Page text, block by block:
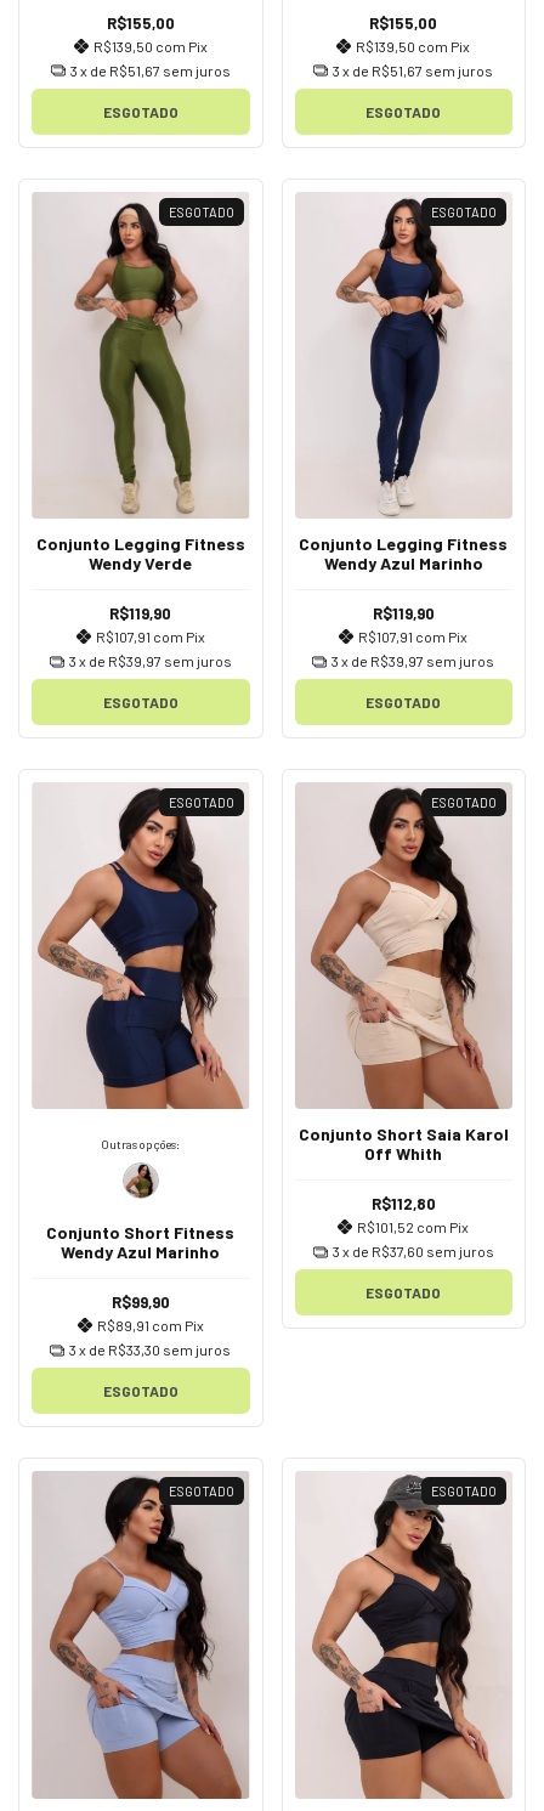
R$155,00
R$139,50 com Pix
3 x de R$51,67 sem juros
ESGOTADO
R$155,00
R$139,50 com Pix
3 x de R$51,67 sem juros
ESGOTADO
ESGOTADO
Conjunto Legging Fitness
Wendy Verde
R$119,90
R$107,91 com Pix
3 x de R$39,97 sem juros
ESGOTADO
ESGOTADO
Conjunto Legging Fitness
Wendy Azul Marinho
R$119,90
R$107,91 com Pix
3 x de R$39,97 sem juros
ESGOTADO
ESGOTADO
Outras opções:
Conjunto Short Fitness
Wendy Azul Marinho
R$99,90
R$89,91 com Pix
3 x de R$33,30 sem juros
ESGOTADO
ESGOTADO
Conjunto Short Saia Karol
Off Whith
R$112,80
R$101,52 com Pix
3 x de R$37,60 sem juros
ESGOTADO
ESGOTADO ESGOTADO